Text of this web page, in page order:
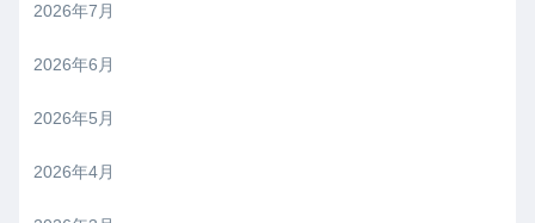
2026年7月
2026年6月
2026年5月
2026年4月